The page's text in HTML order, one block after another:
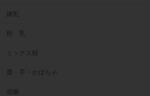
練乳
粉 乳
ミックス粉
栗・芋・かぼちゃ
胡麻